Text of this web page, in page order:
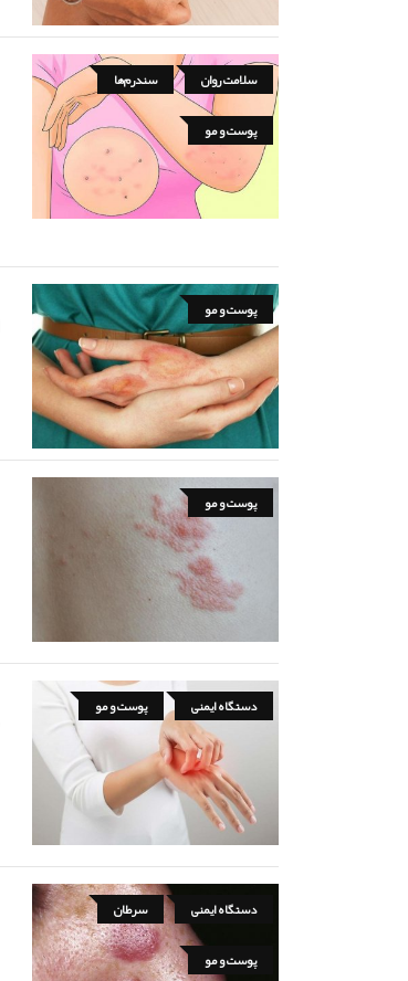
سلامت روان سندرم‌ها
پوست و مو
پوست و مو
پوست و مو
دستگاه ایمنی پوست و مو
دستگاه ایمنی سرطان
پوست و مو